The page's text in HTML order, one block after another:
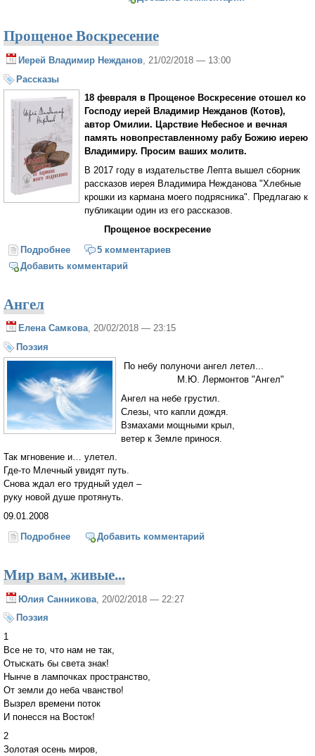
Прощеное Воскресение
Иерей Владимир Нежданов , 21/02/2018 — 13:00
Рассказы
18 февраля в Прощеное Воскресение отошел ко
Господу иерей Владимир Нежданов (Котов),
автор Омилии. Царствие Небесное и вечная
память новопреставленному рабу Божию иерею
Владимиру. Просим ваших молитв.
В 2017 году в издательстве Лепта вышел сборник
рассказов иерея Владимира Нежданова "Хлебные
крошки из кармана моего подрясника". Предлагаю к
публикации один из его рассказов.
Прощеное воскресение
Подробнее о Прощеное Воскресение
5 комментариев
Добавить комментарий
Ангел
Елена Самкова, 20/02/2018 — 23:15
Поэзия
По небу полуночи ангел летел...
М.Ю. Лермонтов "Ангел"
Ангел на небе грустил.
Слезы, что капли дождя.
Взмахами мощными крыл,
ветер к Земле принося.
Так мгновение и… улетел.
Где-то Млечный увидят путь.
Снова ждал его трудный удел –
руку новой душе протянуть.
09.01.2008
Подробнее о АнгелДобавить комментарий
Мир вам, живые...
Юлия Санникова , 20/02/2018 — 22:27
Поэзия
1
Все не то, что нам не так,
Отыскать бы света знак!
Нынче в лампочках пространство,
От земли до неба чванство!
Вызрел времени поток
И понесся на Восток!
2
Золотая осень миров,